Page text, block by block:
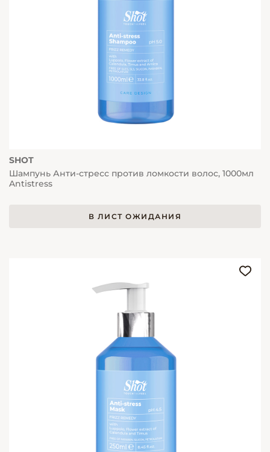
SHOT
Шампунь Анти-стресс против ломкости волос, 1000мл
Antistress
В ЛИСТ ОЖИДАНИЯ